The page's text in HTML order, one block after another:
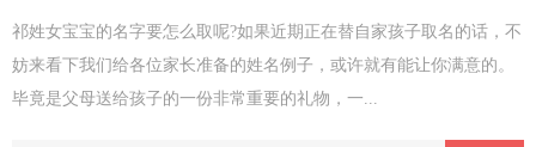
祁姓女宝宝的名字要怎么取呢?如果近期正在替自家孩子取名的话，不
妨来看下我们给各位家长准备的姓名例子，或许就有能让你满意的。
毕竟是父母送给孩子的一份非常重要的礼物，一...